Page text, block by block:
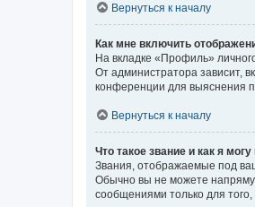
Вернуться к началу
Как мне включить
На вкладке «Профиль»
От администратора зависит,
конференции для выяснения
Вернуться к началу
Что такое звание и как я
Звания, отображаемые под
Обычно вы не можете
сообщениями только для